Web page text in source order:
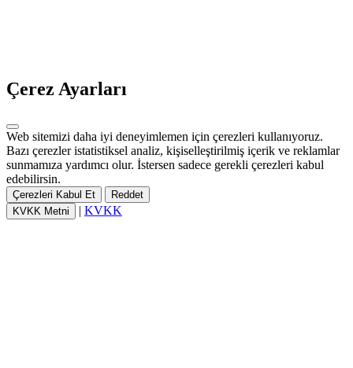
Çerez Ayarları
Web sitemizi daha iyi deneyimlemen için çerezleri kullanıyoruz.
Bazı çerezler istatistiksel analiz, kişiselleştirilmiş içerik ve reklamlar
sunmamıza yardımcı olur. İstersen sadece gerekli çerezleri kabul
edebilirsin.
Çerezleri Kabul Et
Reddet
KVKK Metni
| KVKK